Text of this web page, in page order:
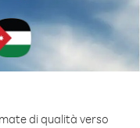
di qualità verso